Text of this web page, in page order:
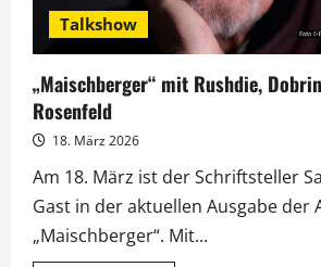
Talkshow
„Maischberger“ mit Rushdie,
Rosenfeld
18. März 2026
Am 18. März ist der Schriftsteller
Gast in der aktuellen Ausgabe der
„Maischberger“. Mit...